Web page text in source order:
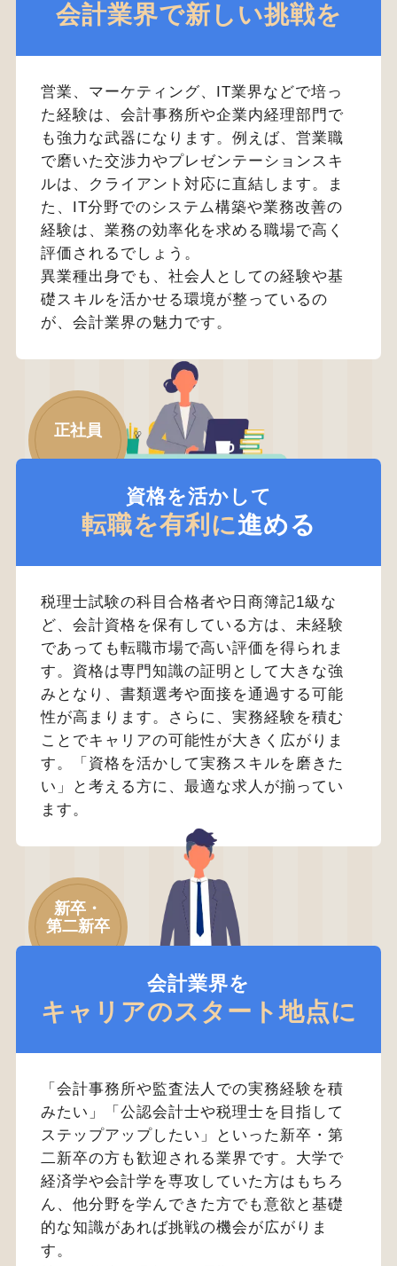
会計業界で新しい挑戦を
営業、マーケティング、IT業界などで培っ
た経験は、会計事務所や企業内経理部門で
も強力な武器になります。例えば、営業職
で磨いた交渉力やプレゼンテーションスキ
ルは、クライアント対応に直結します。ま
た、IT分野でのシステム構築や業務改善の
経験は、業務の効率化を求める職場で高く
評価されるでしょう。
異業種出身でも、社会人としての経験や基
礎スキルを活かせる環境が整っているの
が、会計業界の魅力です。
正社員
資格を活かして
転職を有利に進める
税理士試験の科目合格者や日商簿記1級な
ど、会計資格を保有している方は、未経験
であっても転職市場で高い評価を得られま
す。資格は専門知識の証明として大きな強
みとなり、書類選考や面接を通過する可能
性が高まります。さらに、実務経験を積む
ことでキャリアの可能性が大きく広がりま
す。「資格を活かして実務スキルを磨きた
い」と考える方に、最適な求人が揃ってい
ます。
新卒・
第二新卒
会計業界を
キャリアのスタート地点に
「会計事務所や監査法人での実務経験を積
みたい」「公認会計士や税理士を目指して
ステップアップしたい」といった新卒・第
二新卒の方も歓迎される業界です。大学で
経済学や会計学を専攻していた方はもちろ
ん、他分野を学んできた方でも意欲と基礎
的な知識があれば挑戦の機会が広がりま
す。